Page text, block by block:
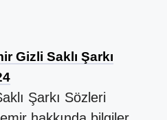
Gizli Saklı Şarkı
Şarkı Sözleri